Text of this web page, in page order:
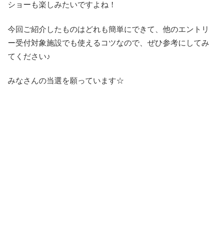
ショーも楽しみたいですよね！
今回ご紹介したものはどれも簡単にできて、他のエントリ
ー受付対象施設でも使えるコツなので、ぜひ参考にしてみ
てください♪
みなさんの当選を願っています☆